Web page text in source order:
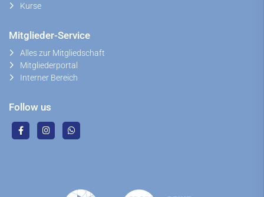
Kurse
Mitglieder-Service
Alles zur Mitgliedschaft
Mitgliederportal
Interner Bereich
Follow us